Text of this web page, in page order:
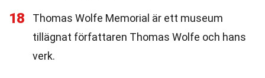
18
Thomas Wolfe Memorial är ett museum
tillägnat författaren Thomas Wolfe och hans
verk.